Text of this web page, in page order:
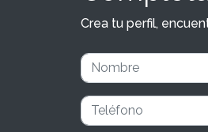
Crea tu perfil,